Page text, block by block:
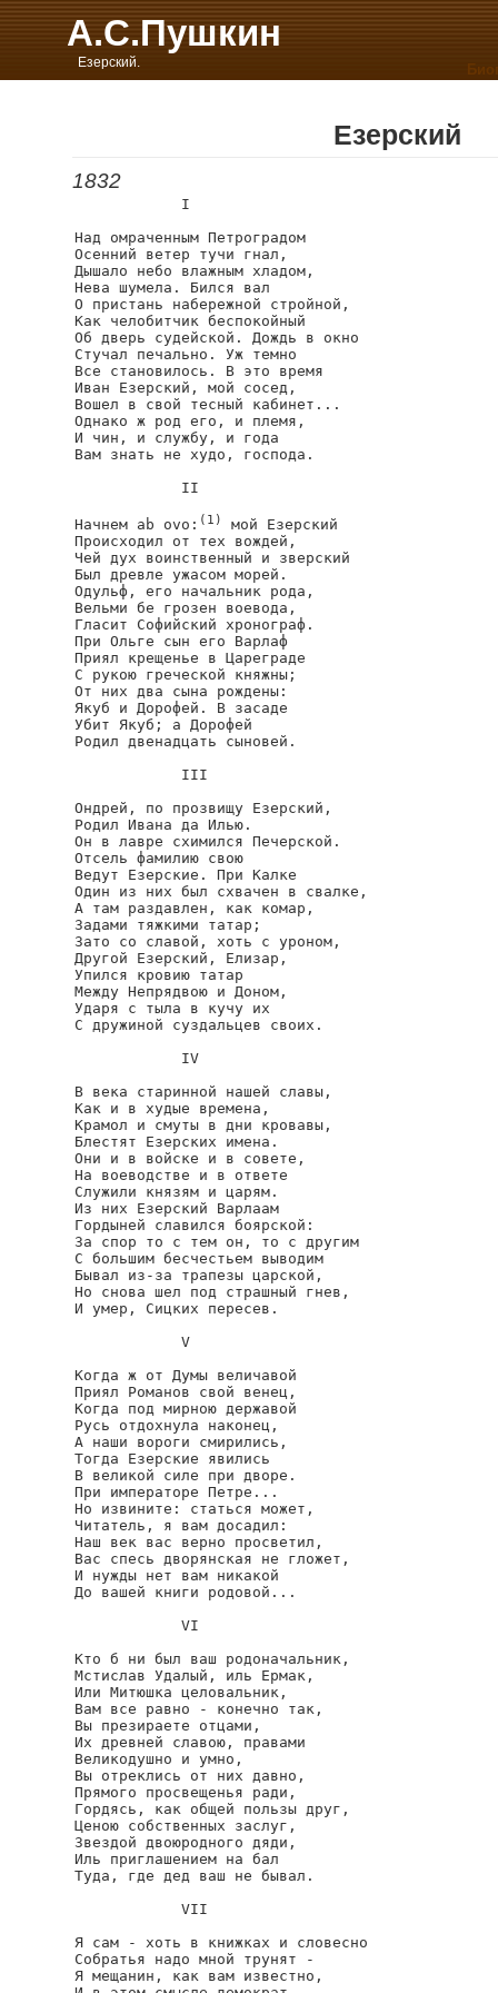
А.С.Пушкин
Езерский.
Езерский
1832
            I
Над омраченным Петроградом
Осенний ветер тучи гнал,
Дышало небо влажным хладом,
Нева шумела. Бился вал
О пристань набережной стройной,
Как челобитчик беспокойный
Об дверь судейской. Дождь в окно
Стучал печально. Уж темно
Все становилось. В это время
Иван Езерский, мой сосед,
Вошел в свой тесный кабинет...
Однако ж род его, и племя,
И чин, и службу, и года
Вам знать не худо, господа.
            II
Начнем ab ovo: (1)
мой Езерский
Происходил от тех вождей,
Чей дух воинственный и зверский
Был древле ужасом морей.
Одульф, его начальник рода,
Вельми бе грозен воевода,
Гласит Софийский хронограф.
При Ольге сын его Варлаф
Приял крещенье в Цареграде
С рукою греческой княжны;
От них два сына рождены:
Якуб и Дорофей. В засаде
Убит Якуб; а Дорофей
Родил двенадцать сыновей.
            III
Ондрей, по прозвищу Езерский,
Родил Ивана да Илью.
Он в лавре схимился Печерской.
Отсель фамилию свою
Ведут Езерские. При Калке
Один из них был схвачен в свалке,
А там раздавлен, как комар,
Задами тяжкими татар;
Зато со славой, хоть с уроном,
Другой Езерский, Елизар,
Упился кровию татар
Между Непрядвою и Доном,
Ударя с тыла в кучу их
С дружиной суздальцев своих.
            IV
В века старинной нашей славы,
Как и в худые времена,
Крамол и смуты в дни кровавы,
Блестят Езерских имена.
Они и в войске и в совете,
На воеводстве и в ответе
Служили князям и царям.
Из них Езерский Варлаам
Гордыней славился боярской:
За спор то с тем он, то с другим
С большим бесчестьем выводим
Бывал из-за трапезы царской,
Но снова шел под страшный гнев,
И умер, Сицких пересев.
            V
Когда ж от Думы величавой
Приял Романов свой венец,
Когда под мирною державой
Русь отдохнула наконец,
А наши вороги смирились,
Тогда Езерские явились
В великой силе при дворе.
При императоре Петре...
Но извините: статься может,
Читатель, я вам досадил:
Наш век вас верно просветил,
Вас спесь дворянская не гложет,
И нужды нет вам никакой
До вашей книги родовой...
            VI
Кто б ни был ваш родоначальник,
Мстислав Удалый, иль Ермак,
Или Митюшка целовальник,
Вам все равно - конечно так,
Вы презираете отцами,
Их древней славою, правами
Великодушно и умно,
Вы отреклись от них давно,
Прямого просвещенья ради,
Гордясь, как общей пользы друг,
Ценою собственных заслуг,
Звездой двоюродного дяди,
Иль приглашением на бал
Туда, где дед ваш не бывал.
            VII
Я сам - хоть в книжках и словесно
Собратья надо мной трунят -
Я мещанин, как вам известно,